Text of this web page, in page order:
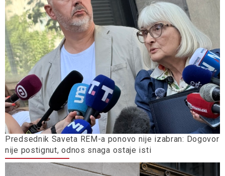
Predsednik Saveta REM-a ponovo nije izabran: Dogovor
nije postignut, odnos snaga ostaje isti